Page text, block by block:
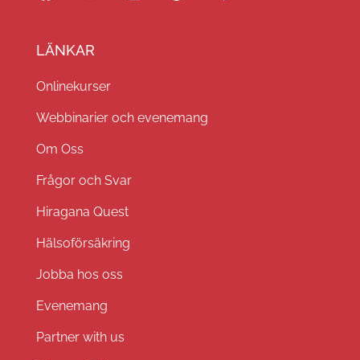
LÄNKAR
Onlinekurser
Webbinarier och evenemang
Om Oss
Frågor och Svar
Hiragana Quest
Hälsoförsäkring
Jobba hos oss
Evenemang
Partner with us